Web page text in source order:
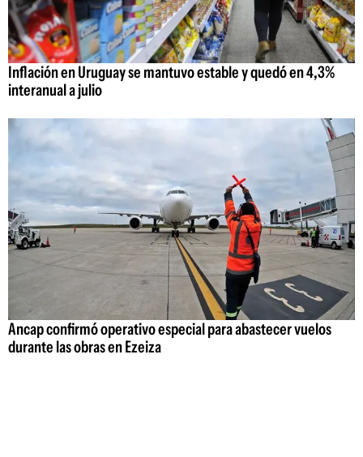
Inflación en Uruguay se mantuvo estable y quedó en 4,3%
interanual a julio
Ancap confirmó operativo especial para abastecer vuelos
durante las obras en Ezeiza